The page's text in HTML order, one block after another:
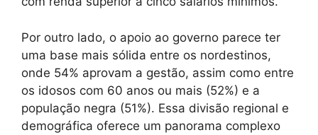
Por outro lado, o apoio ao governo parece ter
uma base mais sólida entre os nordestinos,
onde 54% aprovam a gestão, assim como entre
os idosos com 60 anos ou mais (52%) e a
população negra (51%). Essa divisão regional e
demográfica oferece um panorama complexo